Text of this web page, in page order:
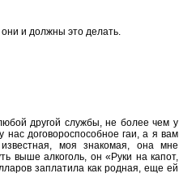
они и должны это делать.
другой службы, не более чем у
договороспособное гаи, а я вам
моя знакомая, она мне
выше алкоголь, он «Руки на капот,
заплатила как родная, еще ей